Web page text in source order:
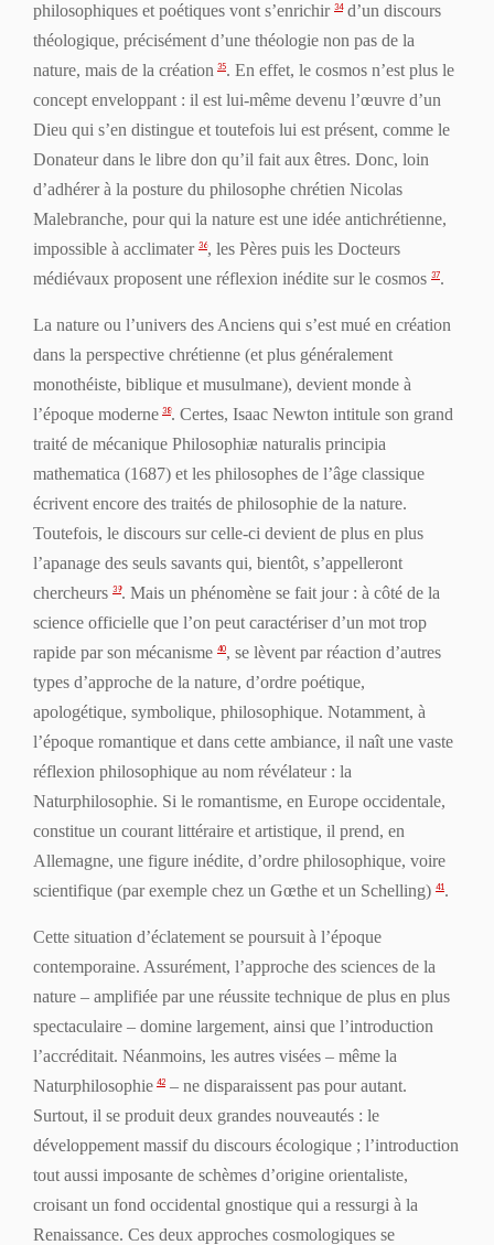
philosophiques et poétiques vont s’enrichir 34d’un discours
théologique, précisément d’une théologie non pas de la
nature, mais de la création 35. En effet, le cosmos n’est plus le
concept enveloppant : il est lui-même devenu l’œuvre d’un
Dieu qui s’en distingue et toutefois lui est présent, comme le
Donateurdans le libre don qu’il fait aux êtres. Donc, loin
d’adhérer à la posture du philosophe chrétien Nicolas
Malebranche, pour qui la nature est une idée antichrétienne,
impossible à acclimater 36, les Pères puis les Docteurs
médiévaux proposent une réflexion inédite sur le cosmos 37.
La nature ou l’univers des Anciens qui s’est mué en création
dans la perspective chrétienne (et plus généralement
monothéiste, biblique et musulmane), devient monde à
l’époque moderne 38. Certes, Isaac Newton intitule son grand
traité de mécanique Philosophiæ naturalis principia
mathematica (1687) et les philosophes de l’âge classique
écrivent encore des traités de philosophie de la nature.
Toutefois, le discours sur celle-ci devient de plus en plus
l’apanage des seuls savants qui, bientôt, s’appelleront
chercheurs 39. Mais un phénomène se fait jour : à côté de la
science officielle que l’on peut caractériser d’un mot trop
rapide par son mécanisme 40, se lèvent par réaction d’autres
types d’approche de la nature, d’ordre poétique,
apologétique, symbolique, philosophique. Notamment, à
l’époque romantique et dans cette ambiance, il naît une vaste
réflexion philosophique au nom révélateur : la
Naturphilosophie. Si le romantisme, en Europe occidentale,
constitue un courant littéraire et artistique, il prend, en
Allemagne, une figure inédite, d’ordre philosophique, voire
scientifique (par exemple chez un Gœthe et un Schelling) 41.
Cette situation d’éclatement se poursuit à l’époque
contemporaine. Assurément, l’approche des sciences de la
nature – amplifiée par une réussite technique de plus en plus
spectaculaire – domine largement, ainsi que l’introduction
l’accréditait. Néanmoins, les autres visées – même la
Naturphilosophie 42 – ne disparaissent pas pour autant.
Surtout, il se produit deux grandes nouveautés : le
développement massif du discours écologique ; l’introduction
tout aussi imposante de schèmes d’origine orientaliste,
croisant un fond occidental gnostique qui a ressurgi à la
Renaissance. Ces deux approches cosmologiques se